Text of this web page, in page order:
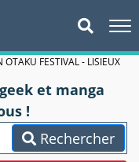
OTAKU FESTIVAL - LISIEUX
et manga
!
Rechercher